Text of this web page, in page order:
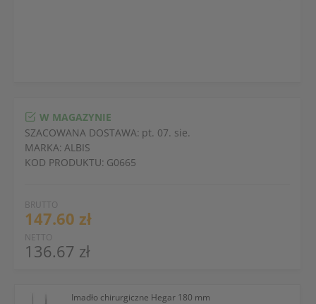
BRUTTO
147.60 zł
NETTO
136.67 zł
W MAGAZYNIE
SZACOWANA DOSTAWA: pt. 07. sie.
MARKA: ALBIS
KOD PRODUKTU: G0665
Imadło chirurgiczne Hegar 180 mm